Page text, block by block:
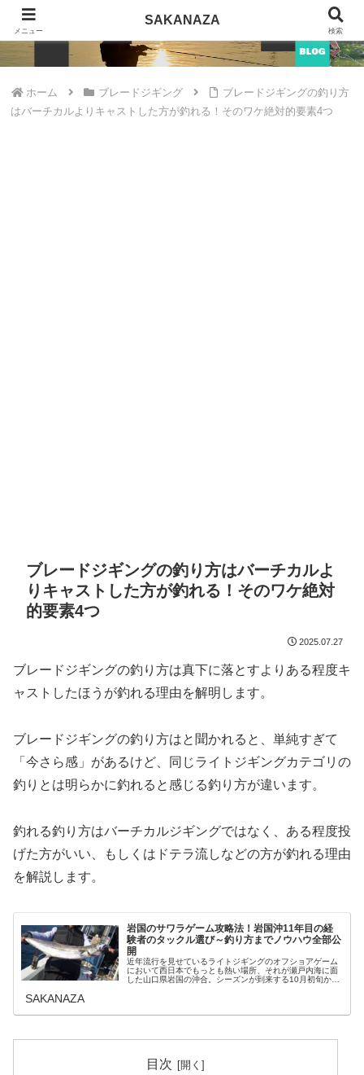
SAKANAZA
ホーム ブレードジギング
ブレードジギングの釣り方
はバーチカルよりキャストした方が釣れる！そのワケ絶対的要素4つ
ブレードジギングの釣り方はバーチカルよ
りキャストした方が釣れる！そのワケ絶対
的要素4つ
2025.07.27
ブレードジギングの釣り方は真下に落とすよりある程度キ
ャストしたほうが釣れる理由を解明します。
ブレードジギングの釣り方はと聞かれると、単純すぎて
「今さら感」があるけど、同じライトジギングカテゴリの
釣りとは明らかに釣れると感じる釣り方が違います。
釣れる釣り方はバーチカルジギングではなく、ある程度投
げた方がいい、もしくはドテラ流しなどの方が釣れる理由
を解説します。
岩国のサワラゲーム攻略法！岩国沖11年目の経
験者のタックル選び～釣り方までノウハウ全部公
開
近年流行を見せているライトジギングのオフショアゲーム
において西日本でもっとも熱い場所、それが瀬戸内海に面
した山口県岩国の沖合。シーズンが到来する10月初旬から
SAKANAZA
目次
メニュー
SAKANAZA
検索